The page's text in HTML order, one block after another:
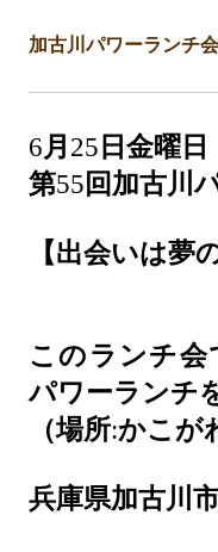
加古川パワーランチ会
6 月 25 日金曜日
第55 回加古川
【出会いは夢
このランチ会
パワーランチ
（場所:かこが
兵庫県加古川